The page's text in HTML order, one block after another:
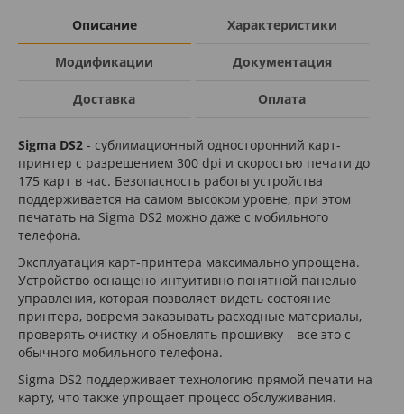
Описание Характеристики
Модификации Документация
Доставка Оплата
Sigma DS2 - сублимационный односторонний карт-
принтер с разрешением 300 dpi и скоростью печати до
175 карт в час. Безопасность работы устройства
поддерживается на самом высоком уровне, при этом
печатать на Sigma DS2 можно даже с мобильного
телефона.
Эксплуатация карт-принтера максимально упрощена.
Устройство оснащено интуитивно понятной панелью
управления, которая позволяет видеть состояние
принтера, вовремя заказывать расходные материалы,
проверять очистку и обновлять прошивку – все это с
обычного мобильного телефона.
Sigma DS2 поддерживает технологию прямой печати на
карту, что также упрощает процесс обслуживания.